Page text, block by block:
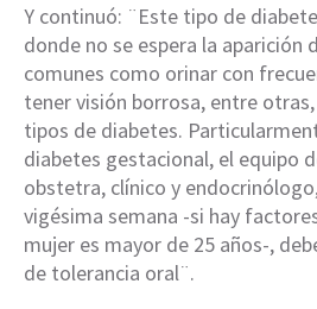
Y continuó: ¨Este tipo de
donde no se espera la aparición
comunes como orinar con
tener visión borrosa, entre
tipos de diabetes.
diabetes gestacional, el equipo
obstetra, clínico y
vigésima semana -si hay
mujer es mayor de 25 años-,
de tolerancia oral¨.